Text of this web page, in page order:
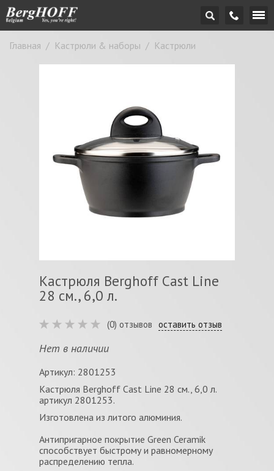
Главная / Кастрюли & наборы / Кастрюли
Кастрюля Berghoff Cast Line
28 см., 6,0 л.
(0) отзывов оставить отзыв
Нет в наличии
Артикул: 2801253
Кастрюля Berghoff Cast Line 28 см., 6,0 л.
артикул 2801253.
Изготовлена из литого алюминия.
Антипригарное покрытие Green Ceramik
способствует быстрому и равномерному
распределению тепла.